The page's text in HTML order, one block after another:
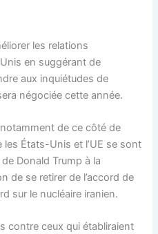
les relations
en suggérant de
aux inquiétudes de
négociée cette année.
de ce côté de
les États-Unis et l’UE se sont
Donald Trump à la
de se retirer de l’accord de
sur le nucléaire iranien.
contre ceux qui établiraient